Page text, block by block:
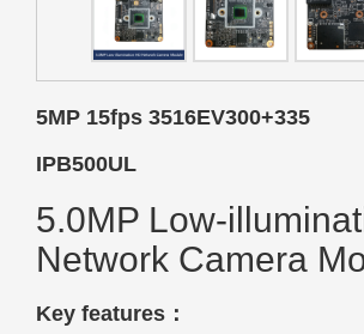
5MP 15fps 3516EV300+335
IPB500UL
5.0MP Low-
Network Camera
Key features：